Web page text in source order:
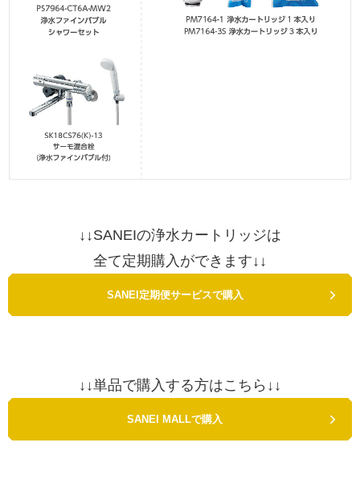
↓↓SANEIの浄水カートリッジは
全て定期購入ができます↓↓
SANEI定期便サービスで購入
↓↓単品で購入する方はこちら↓↓
SANEI MALLで購入